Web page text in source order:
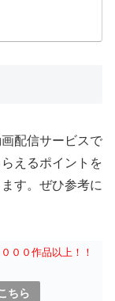
配信サービスで
えるポイントを
す。ぜひ参考に
００作品以上！！
ちら